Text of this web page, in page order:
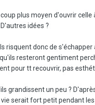
plus moyen d'ouvrir
idées ?
donc de
resteront gentiment
pour tt recouvrir, pas
grandissent un peu ?
serait fort petit pendant